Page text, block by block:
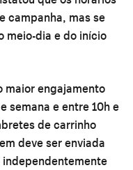
campanha, mas se
meio-dia e do início
maior engajamento
semana e entre 10h e
de carrinho
deve ser enviada